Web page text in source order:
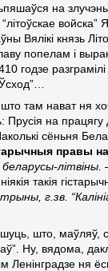
на
войска”
Вялікі князь
попелам і
годзе разграмілі
, што там нават ня
на працягу
сёньня
правы на
літвіны.
такія
г.зв.
што, маўляў,
Ну, вядома,
Ленінградзе ня